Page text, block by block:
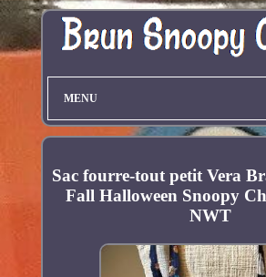
MENU
Sac fourre-tout petit Vera
Fall Halloween Snoopy
NWT